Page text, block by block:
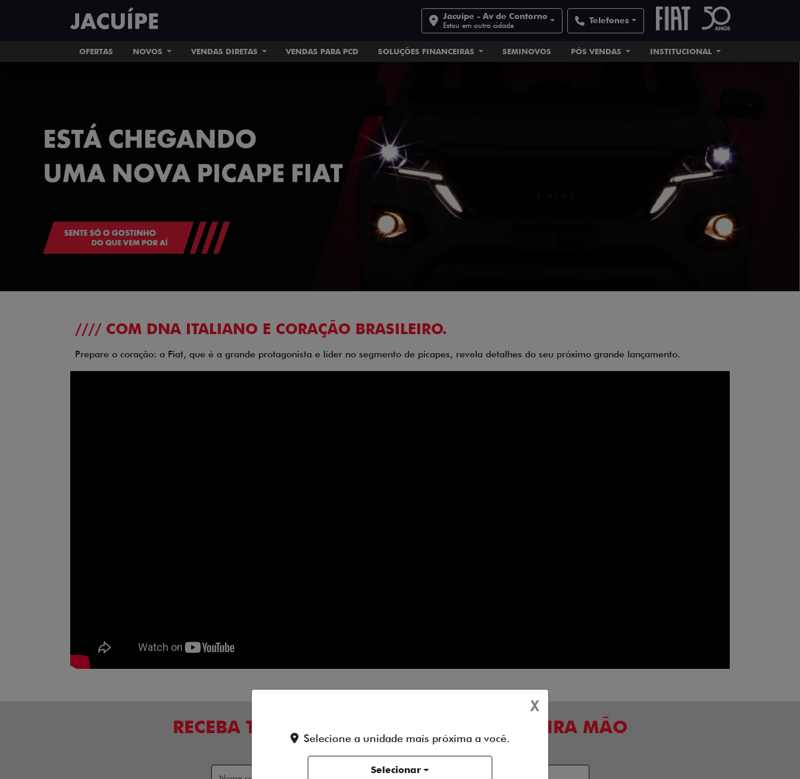
Jacuipe - Av de Contorno
Estou em outra cidade Telefones
OFERTAS NOVOS VENDAS DIRETAS VENDAS PARA PCD SOLUÇÕES FINANCEIRAS SEMINOVOS PÓS VENDAS INSTITUCIONAL
//// COM DNA ITALIANO E CORAÇÃO BRASILEIRO.
Prepare o coração: a Fiat, que é a grande protagonista e líder no segmento de picapes, revela detalhes do seu próximo grande lançamento.
RECEBA TODAS AS NOVIDADES EM PRIMEIRA MÃO
DESTE GRANDE LANÇAMENTO!
X
Selecione a unidade mais próxima a você.
Selecionar